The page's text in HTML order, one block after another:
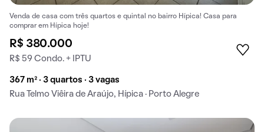
Venda de casa com três quartos e quintal no bairro Hípica! Casa para
comprar em Hípica hoje!
R$ 380.000
R$ 59 Condo. + IPTU
367 m² · 3 quartos · 3 vagas
Rua Telmo Viêira de Araújo, Hípica · Porto Alegre